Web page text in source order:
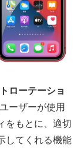
ローテーショ
ーザーが使用
をもとに、適切
してくれる機能